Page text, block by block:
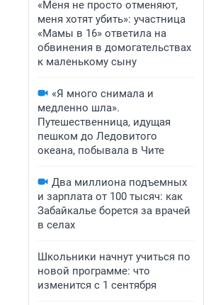
«Меня не просто отменяют,
меня хотят убить»: участница
«Мамы в 16» ответила на
обвинения в домогательствах
к маленькому сыну
«Я много снимала и
медленно шла».
Путешественница, идущая
пешком до Ледовитого
океана, побывала в Чите
Два миллиона подъемных
и зарплата от 100 тысяч: как
Забайкалье борется за врачей
в селах
Школьники начнут учиться по
новой программе: что
изменится с 1 сентября